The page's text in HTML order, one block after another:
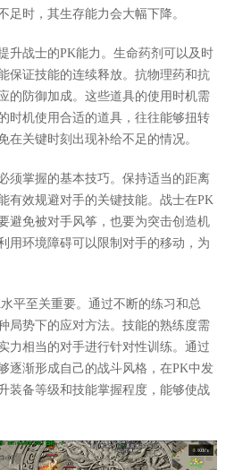
足时，其生存能力会大幅下降。
升战士的PK能力。生命药剂可以及时
保证技能的连续释放。抗物理药和抗
的防御加成。这些道具的使用时机需
时机使用合适的道具，往往能够扭转
在关键时刻出现补给不足的情况。
须掌握的基本技巧。保持适当的距离
有效规避对手的关键技能。战士在PK
避免被对手风筝，也要为突击创造机
用环境障碍可以限制对手的移动，为
平至关重要。通过不断的练习和总
局势下的应对方法。技能的熟练度需
力相当的对手进行针对性训练。通过
逐渐形成自己的战斗风格，在PK中发
装备等级和技能掌握程度，能够使战